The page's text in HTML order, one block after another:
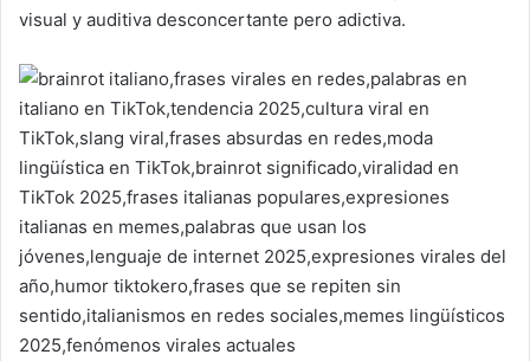
visual y auditiva desconcertante pero adictiva.